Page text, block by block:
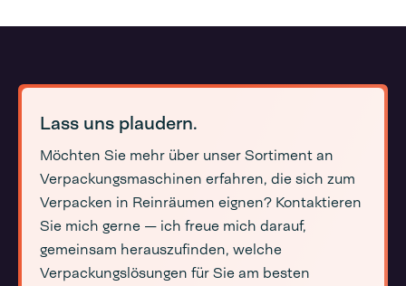
Lass uns plaudern.
Möchten Sie mehr über unser Sortiment an
Verpackungsmaschinen erfahren, die sich zum
Verpacken in Reinräumen eignen? Kontaktieren
Sie mich gerne — ich freue mich darauf,
gemeinsam herauszufinden, welche
Verpackungslösungen für Sie am besten